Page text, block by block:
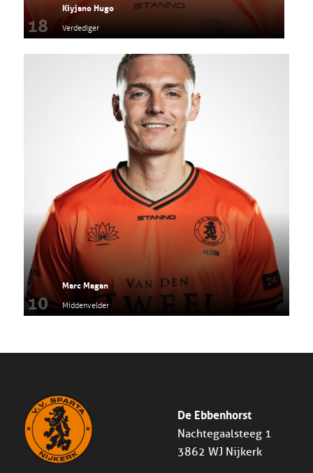
18
Kiyjano Hugo
Verdediger
10
Marc Magan
Middenvelder
De Ebbenhorst
Nachtegaalsteeg 1
3862 WJ Nijkerk